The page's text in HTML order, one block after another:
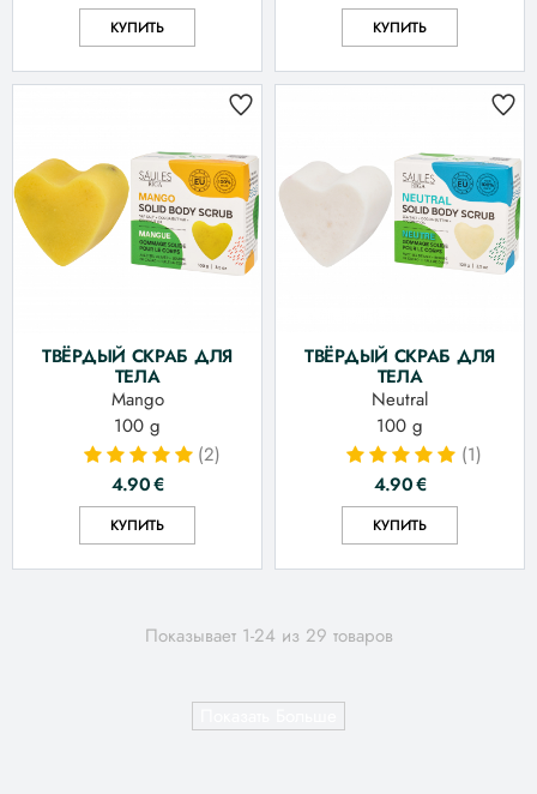
КУПИТЬ КУПИТЬ
ТВЁРДЫЙ СКРАБ ДЛЯ
ТЕЛА
Mango
100 g
(2)
4.90€
КУПИТЬ
ТВЁРДЫЙ СКРАБ ДЛЯ
ТЕЛА
Neutral
100 g
(1)
4.90€
КУПИТЬ
Показывает 1-24 из 29 товаров